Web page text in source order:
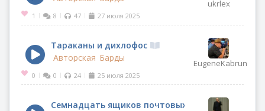
ukrlex
1 | 8 | 47 | 27 июля 2025
EugeneKabrun
Тараканы и дихлофос
Авторская Барды
0 | 0 | 24 | 25 июля 2025
Семнадцать ящиков почтовых...